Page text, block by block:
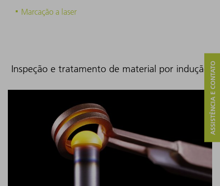
Marcação a laser
Inspeção e tratamento de material por indução ASSISTÊNCIA E CONTATO